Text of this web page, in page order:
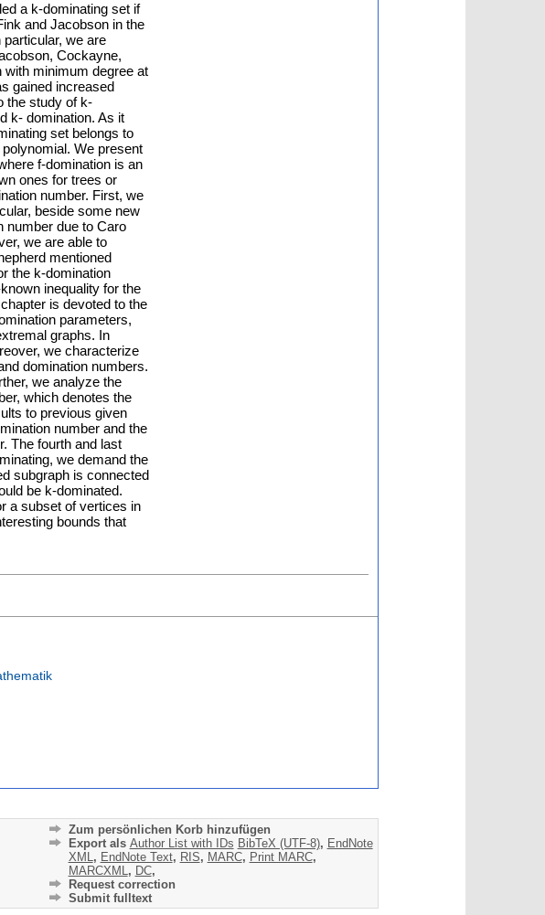
a k-dominating set if
and Jacobson in the
we are
Cockayne,
with minimum degree at
gained increased
the study of k-
k- domination. As it
set belongs to
We present
f-domination is an
ones for trees or
number. First, we
beside some new
number due to Caro
we are able to
mentioned
the k-domination
inequality for the
is devoted to the
parameters,
graphs. In
we characterize
domination numbers.
we analyze the
which denotes the
to previous given
number and the
The fourth and last
we demand the
subgraph is connected
be k-dominated.
a subset of vertices in
bounds that
Zum persönlichen Korb hinzufügen
Export als Author List with IDs BibTeX (UTF-8), EndNote
XML , EndNote Text, RIS, MARC, Print MARC,
MARCXML , DC,
Request correction
Submit fulltext